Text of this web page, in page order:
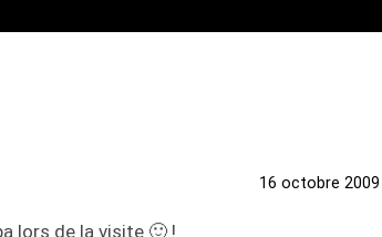
16 octobre
lors de la visite 🙂 !